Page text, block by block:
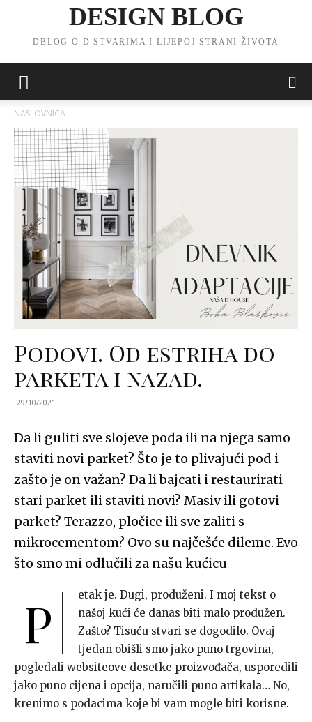
DESIGN BLOG
DBLOG O D STVARIMA I LIJEPOJ STRANI ŽIVOTA
NASLOVNICA
Podovi. Od estriha do
parketa i nazad.
29/10/2021
Da li guliti sve slojeve poda ili na njega samo
staviti novi parket? Što je to plivajući pod i
zašto je on važan? Da li bajcati i restaurirati
stari parket ili staviti novi? Masiv ili gotovi
parket? Terazzo, pločice ili sve zaliti s
mikrocementom? Ovo su najčešće dileme. Evo
što smo mi odlučili za našu kućicu
P
etak je. Dugi, produženi. I moj tekst o
našoj kući će danas biti malo produžen.
Zašto? Tisuću stvari se dogodilo. Ovaj
tjedan obišli smo jako puno trgovina,
pogledali websiteove desetke proizvođača, usporedili
jako puno cijena i opcija, naručili puno artikala… No,
krenimo s podacima koje bi vam mogle biti korisne.